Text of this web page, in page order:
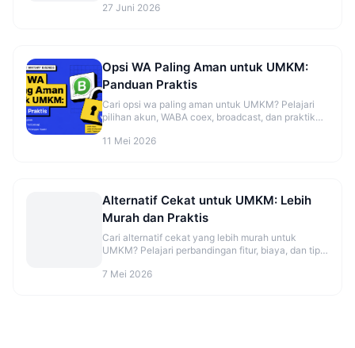
27 Juni 2026
Opsi WA Paling Aman untuk UMKM:
Panduan Praktis
Cari opsi wa paling aman untuk UMKM? Pelajari
pilihan akun, WABA coex, broadcast, dan praktik
11 Mei 2026
Alternatif Cekat untuk UMKM: Lebih
Murah dan Praktis
Cari alternatif cekat yang lebih murah untuk
UMKM? Pelajari perbandingan fitur, biaya, dan tips
7 Mei 2026